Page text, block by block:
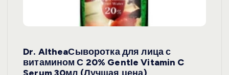
Dr. AltheaСыворотка для лица с
витамином С 20% Gentle Vitamin C
Serum 30мл (Лучшая цена)